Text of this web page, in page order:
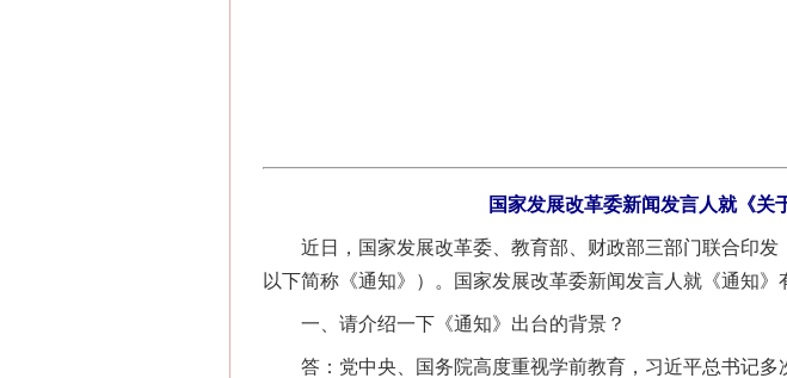
国家发展改革委新闻发言人就《关
近日，国家发展改革委、教育部、财政部三部门联合印发
以下简称《通知》）。国家发展改革委新闻发言人就《通知》
一、请介绍一下《通知》出台的背景？
答：党中央、国务院高度重视学前教育，习近平总书记多